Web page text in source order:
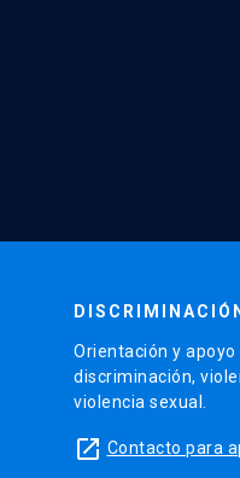
Orientación y apoyo
discriminación,
violencia sexual.
launch Contacto para